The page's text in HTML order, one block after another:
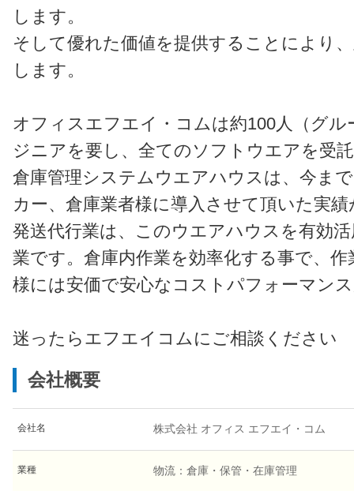
します。
そして優れた価値を提供することにより
します。
オフィスエフエイ・コムは約100人（グル
ジニアを要し、全てのソフトウエアを受
倉庫管理システムウエアハウスは、今ま
カー、倉庫業者様に導入させて頂いた実
発送代行業は、このウエアハウスを有効
業です。倉庫内作業を効率化する事で、
様には安価で安心なコストパフォーマン
迷ったらエフエイコムにご相談ください
会社概要
会社名 株式会社 オフィス エフエイ・コム
業種 物流：倉庫・保管・在庫管理